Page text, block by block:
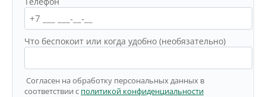
Что беспокоит или когда удобно (необязательно)
Согласен на обработку персональных данных в
соответствии с политикой конфиденциальности